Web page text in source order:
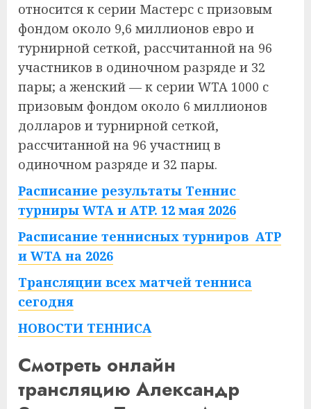
относится к серии Мастерс с призовым
фондом около 9,6 миллионов евро и
турнирной сеткой, рассчитанной на 96
участников в одиночном разряде и 32
пары; а женский — к серии WTA 1000 с
призовым фондом около 6 миллионов
долларов и турнирной сеткой,
рассчитанной на 96 участниц в
одиночном разряде и 32 пары.
Расписание результаты Теннис
турниры WTA и ATP. 12 мая 2026
Расписание теннисных турниров ATP
и WTA на 2026
Трансляции всех матчей тенниса
сегодня
НОВОСТИ ТЕННИСА
Смотреть онлайн
трансляцию Александр